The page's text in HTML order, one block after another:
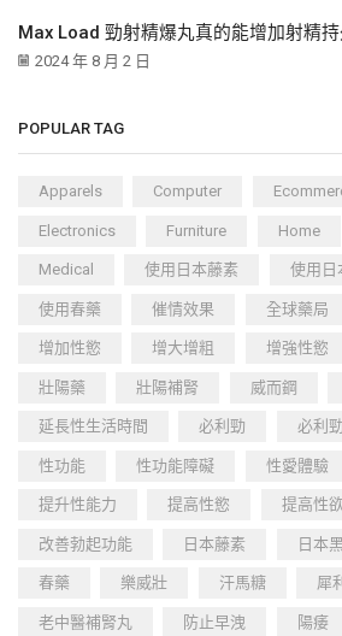
Max Load 勁射精爆丸真的能增加射精持
2024 年 8 月 2 日
POPULAR TAG
Apparels Computer
Electronics Furniture Home
Medical 使用日本藤素 使用日
使用春藥 催情效果 全球藥局
增加性慾 增大增粗 增強性慾
壯陽藥 壯陽補腎 威而鋼
延長性生活時間 必利勁 必利
性功能 性功能障礙 性愛體驗
提升性能力 提高性慾 提高性
改善勃起功能 日本藤素 日本
春藥 樂威壯 汗馬糖 犀
老中醫補腎丸 防止早洩 陽痿